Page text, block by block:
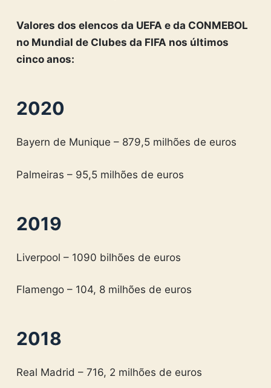
Valores dos elencos da UEFA e da CONMEBOL
no Mundial de Clubes da FIFA nos últimos
cinco anos:
2020
Bayern de Munique – 879,5 milhões de euros
Palmeiras – 95,5 milhões de euros
2019
Liverpool – 1090 bilhões de euros
Flamengo – 104, 8 milhões de euros
2018
Real Madrid – 716, 2 milhões de euros